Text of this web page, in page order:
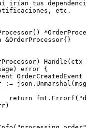
etc.
() *
&OrderProcessor{}
) Handle (ctx
) error {
OrderCreatedEvent
:= json. Unmarshal
		return
fmt. Errorf (